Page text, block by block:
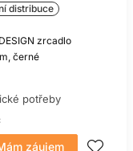
distribuce
zrcadlo
černé
potřeby
záujem